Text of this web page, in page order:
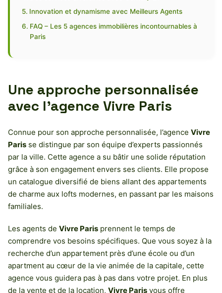
Innovation et dynamisme avec Meilleurs Agents
FAQ – Les 5 agences immobilières incontournables à
Paris
Une approche personnalisée
avec l’agence Vivre Paris
Connue pour son approche personnalisée, l’agence Vivre
Paris se distingue par son équipe d’experts passionnés
par la ville. Cette agence a su bâtir une solide réputation
grâce à son engagement envers ses clients. Elle propose
un catalogue diversifié de biens allant des appartements
de charme aux lofts modernes, en passant par les maisons
familiales.
Les agents de Vivre Paris prennent le temps de
comprendre vos besoins spécifiques. Que vous soyez à la
recherche d’un appartement près d’une école ou d’un
apartment au cœur de la vie animée de la capitale, cette
agence vous guidera pas à pas dans votre projet. En plus
de la vente et de la location, Vivre Paris vous offre